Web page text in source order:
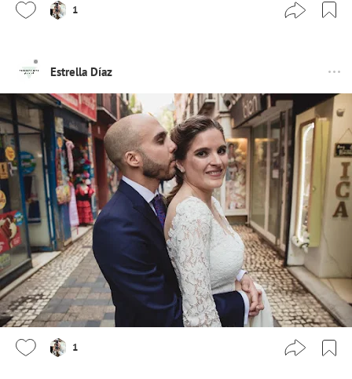
1
Estrella Díaz
1